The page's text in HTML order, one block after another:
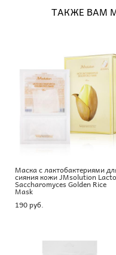
ТАКЖЕ ВАМ
Маска с лактобактериями
сияния кожи JMsolution Lacto
Saccharomyces Golden Rice
Mask
190 pуб.